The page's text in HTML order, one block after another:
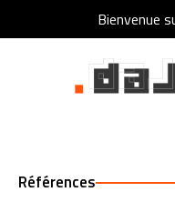
Bienvenue
Bienvenue
Références